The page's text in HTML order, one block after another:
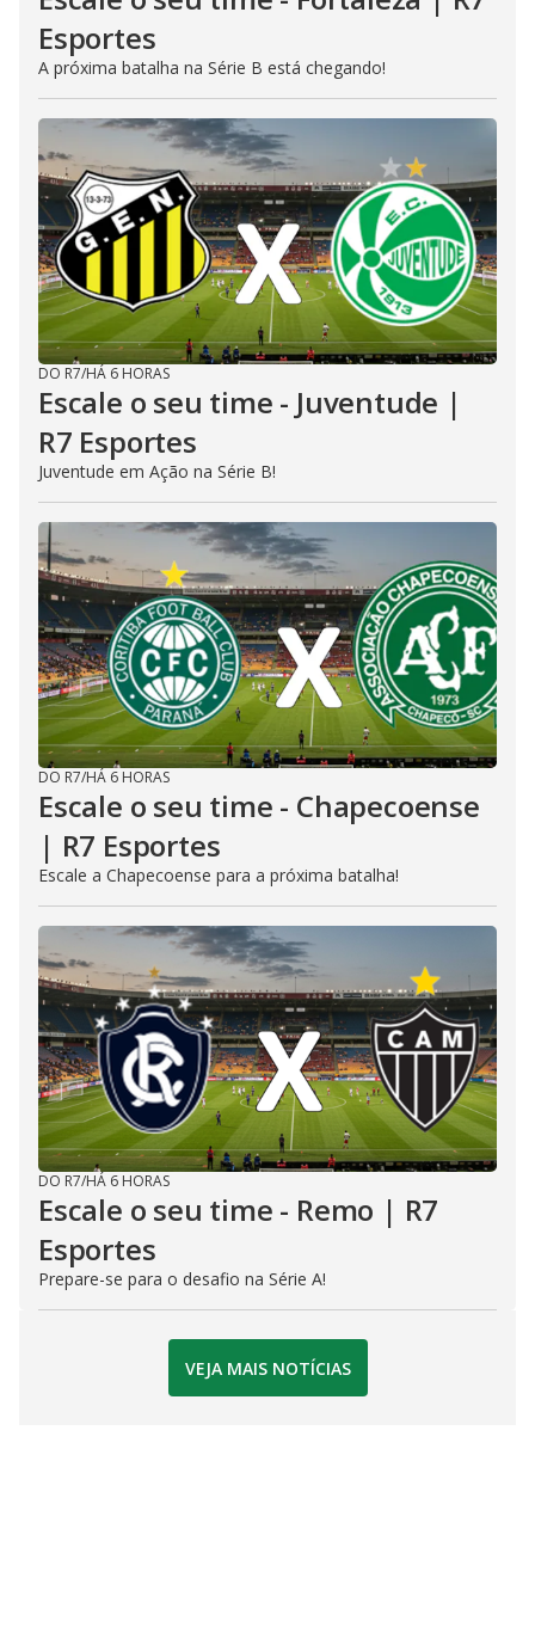
Esportes
A próxima batalha na Série B está chegando!
DO R7/HÁ 6 HORAS
Escale o seu time - Juventude |
R7 Esportes
Juventude em Ação na Série B!
DO R7/HÁ 6 HORAS
Escale o seu time - Chapecoense
| R7 Esportes
Escale a Chapecoense para a próxima batalha!
DO R7/HÁ 6 HORAS
Escale o seu time - Remo | R7
Esportes
Prepare-se para o desafio na Série A!
VEJA MAIS NOTÍCIAS